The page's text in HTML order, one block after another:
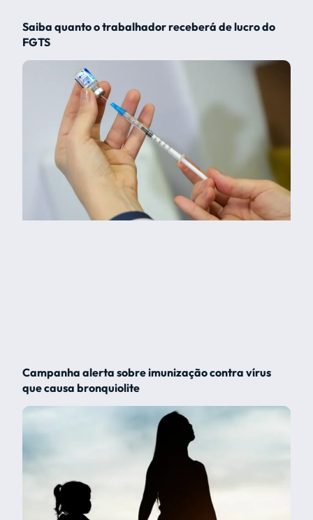
Saiba quanto o trabalhador receberá de lucro do
FGTS
Campanha alerta sobre imunização contra vírus
que causa bronquiolite